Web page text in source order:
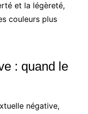
et la légèreté,
couleurs plus
: quand le
négative,